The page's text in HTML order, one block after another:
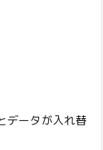
データが入れ替